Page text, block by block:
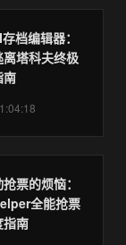
档编辑器：
离塔科夫终极
南
票的烦恼：
全能抢票
指南